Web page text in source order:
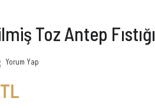
Toz Antep Fıstığı
Yorum Yap